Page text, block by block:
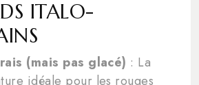
ITALO-
(mais pas glacé) : La
idéale pour les rouges